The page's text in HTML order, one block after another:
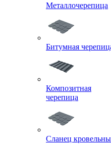
Металлочерепица
Битумная
Композитная
черепица
Сланец